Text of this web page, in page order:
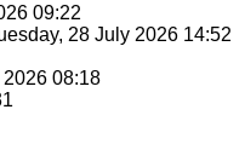
09:22
28 July 2026 14:52
08:18